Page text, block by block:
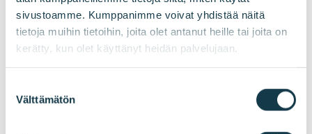
sivustoamme. Kumppanimme voivat yhdistää näitä
tietoja muihin tietoihin, joita olet antanut heille tai joita on
kerätty, kun olet käyttänyt heidän palvelujaan.
valinta
Välttämätön
Open